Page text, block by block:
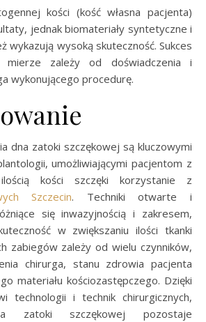
kości (kość własna pacjenta)
jednak biomateriały syntetyczne i
wykazują wysoką skuteczność. Sukces
zależy od doświadczenia i
wykonującego procedurę.
dna zatoki szczękowej są kluczowymi
umożliwiającymi pacjentom z
ilością kości szczęki korzystanie z
Szczecin. Techniki otwarte i
się inwazyjnością i zakresem,
w zwiększaniu ilości tkanki
zabiegów zależy od wielu czynników,
chirurga, stanu zdrowia pacjenta
materiału kościozastępczego. Dzięki
technologii i technik chirurgicznych,
zatoki szczękowej pozostaje